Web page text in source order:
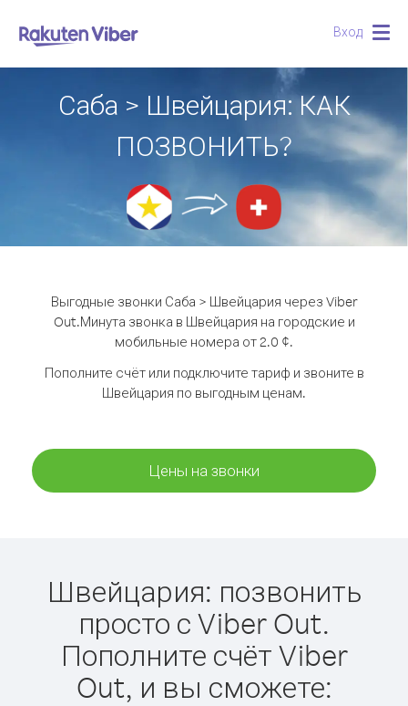
Вход
Саба > Швейцария: КАК
ПОЗВОНИТЬ?
Выгодные звонки Саба > Швейцария через Viber
Out.Минута звонка в Швейцария на городские и
мобильные номера от 2.0 ¢.
Пополните счёт или подключите тариф и звоните в
Швейцария по выгодным ценам.
Цены на звонки
Швейцария: позвонить
просто с Viber Out.
Пополните счёт Viber
Out, и вы сможете: